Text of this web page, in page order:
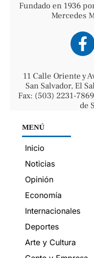
Fundado en 1936
Mercedes
11 Calle Oriente y
San Salvador, El
Fax: (503) 2231-
de
MENÚ
Inicio
Noticias
Opinión
Economía
Internacionales
Deportes
Arte y Cultura